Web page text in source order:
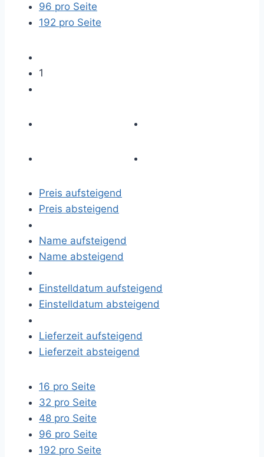
96 pro Seite
192 pro Seite
1
Preis aufsteigend
Preis absteigend
Name aufsteigend
Name absteigend
Einstelldatum aufsteigend
Einstelldatum absteigend
Lieferzeit aufsteigend
Lieferzeit absteigend
16 pro Seite
32 pro Seite
48 pro Seite
96 pro Seite
192 pro Seite